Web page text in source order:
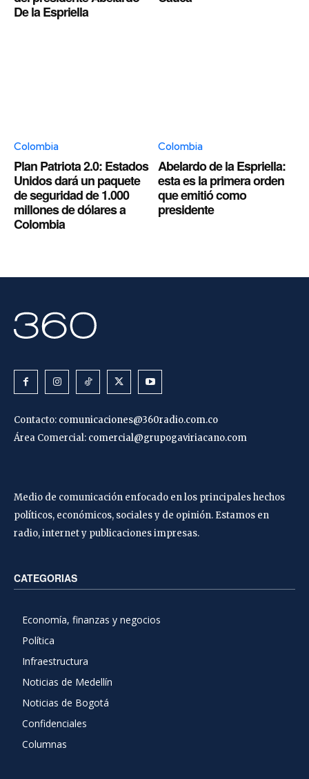
De la Espriella
Colombia
Plan Patriota 2.0: Estados
Unidos dará un paquete
de seguridad de 1.000
millones de dólares a
Colombia
Colombia
Abelardo de la Espriella:
esta es la primera orden
que emitió como
presidente
Contacto: comunicaciones@360radio.com.co
Área Comercial: comercial@grupogaviriacano.com
Medio de comunicación enfocado en los principales hechos
políticos, económicos, sociales y de opinión. Estamos en
radio, internet y publicaciones impresas.
CATEGORIAS
Economía, finanzas y negocios
Política
Infraestructura
Noticias de Medellín
Noticias de Bogotá
Confidenciales
Columnas